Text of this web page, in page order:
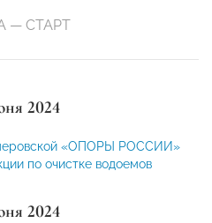
— СТАРТ
2024
«ОПОРЫ РОССИИ»
по очистке водоемов
2024